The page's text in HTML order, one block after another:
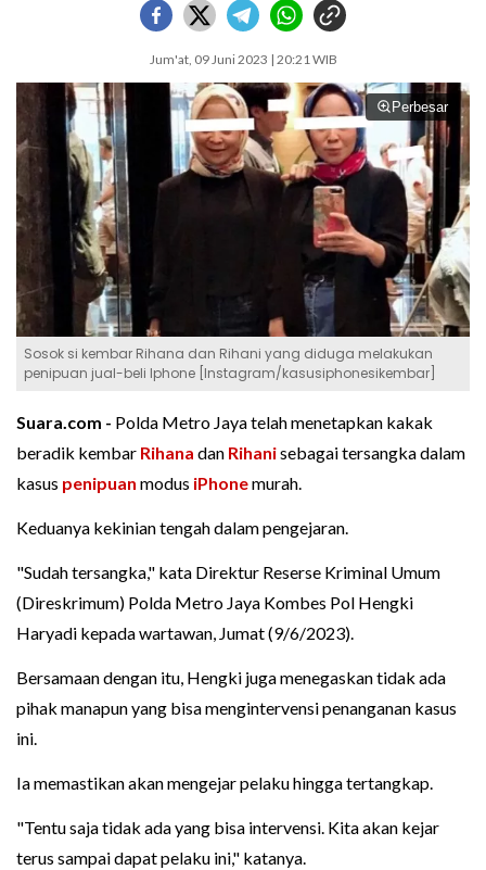
Jum'at, 09 Juni 2023 | 20:21 WIB
Perbesar
Sosok si kembar Rihana dan Rihani yang diduga melakukan
penipuan jual-beli Iphone [Instagram/kasusiphonesikembar]
Suara.com - Polda Metro Jaya telah menetapkan kakak
beradik kembar Rihana dan Rihanisebagai tersangka dalam
kasus penipuan modus iPhonemurah.
Keduanya kekinian tengah dalam pengejaran.
"Sudah tersangka," kata Direktur Reserse Kriminal Umum
(Direskrimum) Polda Metro Jaya Kombes Pol Hengki
Haryadi kepada wartawan, Jumat (9/6/2023).
Bersamaan dengan itu, Hengki juga menegaskan tidak ada
pihak manapun yang bisa mengintervensi penanganan kasus
ini.
Ia memastikan akan mengejar pelaku hingga tertangkap.
"Tentu saja tidak ada yang bisa intervensi. Kita akan kejar
terus sampai dapat pelaku ini," katanya.